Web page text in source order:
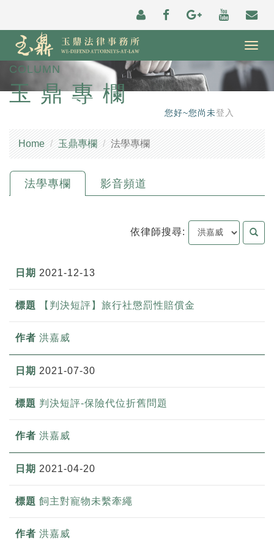
COLUMN
玉鼎專欄
您好~您尚未登入
Home 玉鼎專欄 法學專欄
法學專欄 影音頻道
依律師搜尋:
2021-12-13
【判決短評】旅行社懲罰性賠償金
洪嘉威
2021-07-30
判決短評-保險代位折舊問題
洪嘉威
2021-04-20
飼主對寵物未繫牽繩
洪嘉威